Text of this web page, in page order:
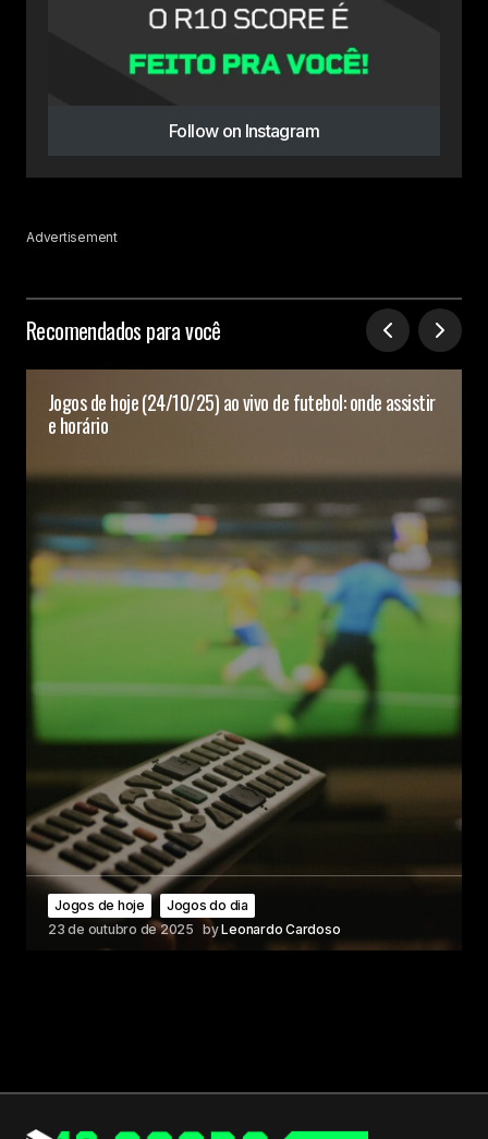
Follow on Instagram
Advertisement
Recomendados para você
Jogos de hoje (24/10/25) ao vivo de futebol: onde assistir
e horário
Jogos de hoje
Jogos do dia
23 de outubro de 2025 byLeonardo Cardoso